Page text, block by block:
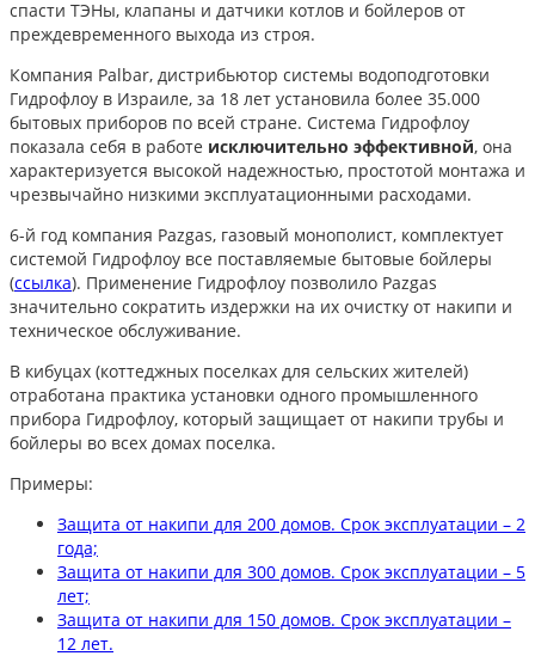
спасти ТЭНы, клапаны и датчики котлов и бойлеров от
преждевременного выхода из строя.
Компания Palbar, дистрибьютор системы водоподготовки
Гидрофлоу в Израиле, за 18 лет установила более 35.000
бытовых приборов по всей стране. Система Гидрофлоу
показала себя в работе исключительно эффективной, она
характеризуется высокой надежностью, простотой монтажа и
чрезвычайно низкими эксплуатационными расходами.
6-й год компания Pazgas, газовый монополист, комплектует
системой Гидрофлоу все поставляемые бытовые бойлеры
(ссылка). Применение Гидрофлоу позволило Pazgas
значительно сократить издержки на их очистку от накипи и
техническое обслуживание.
В кибуцах (коттеджных поселках для сельских жителей)
отработана практика установки одного промышленного
прибора Гидрофлоу, который защищает от накипи трубы и
бойлеры во всех домах поселка.
Примеры:
Защита от накипи для 200 домов. Срок эксплуатации – 2
года;
Защита от накипи для 300 домов. Срок эксплуатации – 5
лет;
Защита от накипи для 150 домов. Срок эксплуатации –
12 лет.